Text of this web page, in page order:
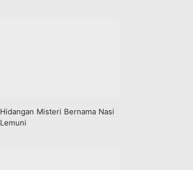
Hidangan Misteri Bernama Nasi
Lemuni